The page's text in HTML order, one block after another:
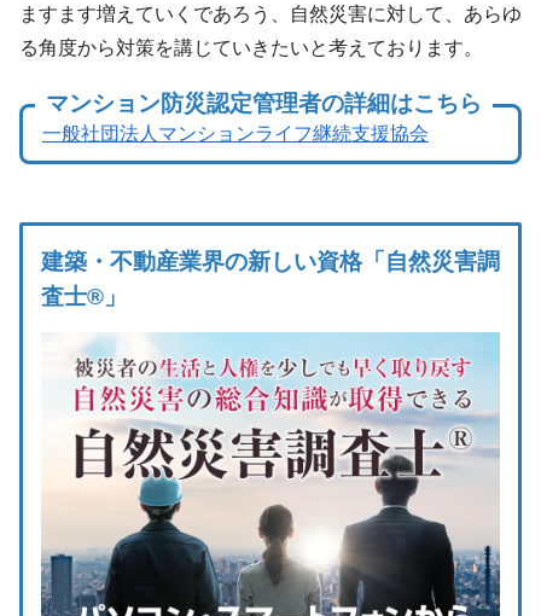
ますます増えていくであろう、自然災害に対して、あらゆ
る角度から対策を講じていきたいと考えております。
マンション防災認定管理者の詳細はこちら
一般社団法人マンションライフ継続支援協会
建築・不動産業界の新しい資格「自然災害調
査士®」